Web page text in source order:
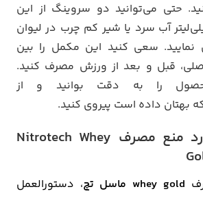
حتی می‌توانید دو سروینگ از این
آب سرد یا شیر کم چرب در لیوان
نمایید. سعی کنید این مکمل را بین
قبل و بعد از ورزش مصرف کنید.
را به دقت بوانید و از
بهتان داده است پیروی کنید.
هشدار و موارد منع مصرف Nitrotech Whey
، دستورالعمل